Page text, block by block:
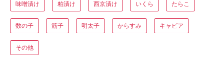
味噌漬け 粕漬け 西京漬け いくら たらこ
数の子 筋子 明太子 からすみ キャビア
その他